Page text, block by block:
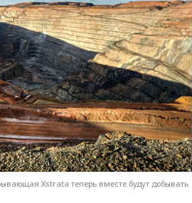
Xstrata теперь вместе будут добывать